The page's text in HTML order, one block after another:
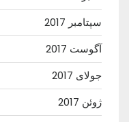
سپتامبر 2017
آگوست 2017
جولای 2017
ژوئن 2017